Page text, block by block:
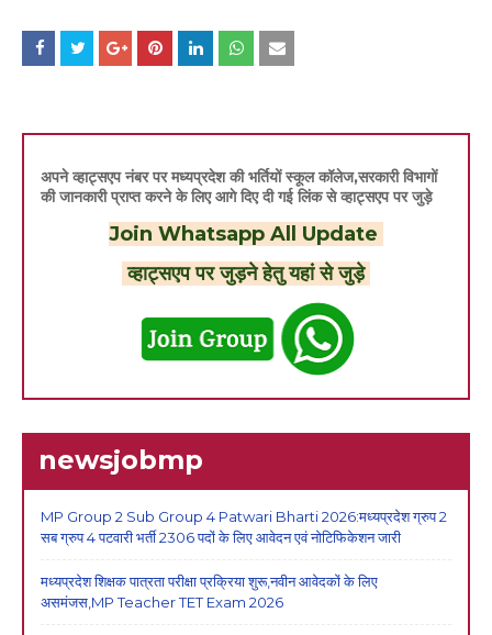
अपने व्हाट्सएप नंबर पर मध्यप्रदेश की भर्तियों स्कूल कॉलेज,सरकारी विभागों
की जानकारी प्राप्त करने के लिए आगे दिए दी गई लिंक से व्हाट्सएप पर जुड़े
Join Whatsapp All Update
व्हाट्सएप पर जुड़ने हेतु यहां से जुड़े
newsjobmp
MP Group 2 Sub Group 4 Patwari Bharti 2026:मध्यप्रदेश ग्रुप 2
सब ग्रुप 4 पटवारी भर्ती 2306 पदों के लिए आवेदन एवं नोटिफिकेशन जारी
मध्यप्रदेश शिक्षक पात्रता परीक्षा प्रक्रिया शुरू,नवीन आवेदकों के लिए
असमंजस,MP Teacher TET Exam 2026